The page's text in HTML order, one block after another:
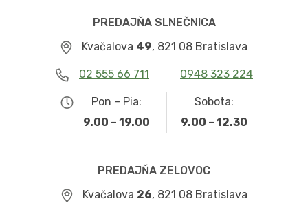
PREDAJŇA SLNEČNICA
Kvačalova 49, 821 08 Bratislava
02 555 66 711 0948 323 224
Pon – Pia:
9.00 – 19.00
Sobota:
9.00 – 12.30
PREDAJŇA ZELOVOC
Kvačalova 26, 821 08 Bratislava